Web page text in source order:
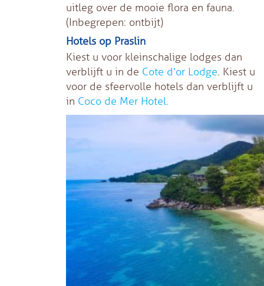
uitleg over de mooie flora en fauna.
(Inbegrepen: ontbijt)
Hotels op Praslin
Kiest u voor kleinschalige lodges dan
verblijft u in de Cote d’or Lodge. Kiest u
voor de sfeervolle hotels dan verblijft u
in Coco de Mer Hotel.